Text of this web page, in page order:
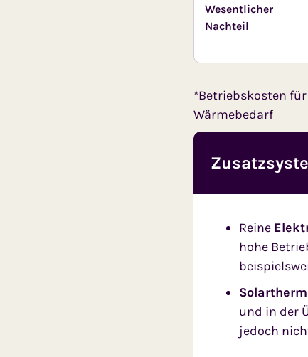
Wesentlicher
Nachteil
*Betriebskosten
Wärmebedarf
Reine
hohe
und in der
jedoch